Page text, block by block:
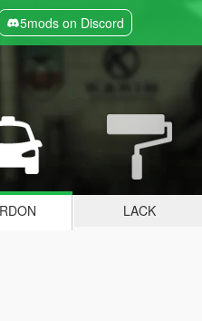
5mods on Discord
LACK